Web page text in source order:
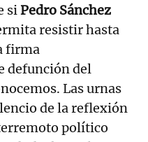
siPedro Sánchez
resistir hasta
firma
defunción del
Las urnas
de la reflexión
político